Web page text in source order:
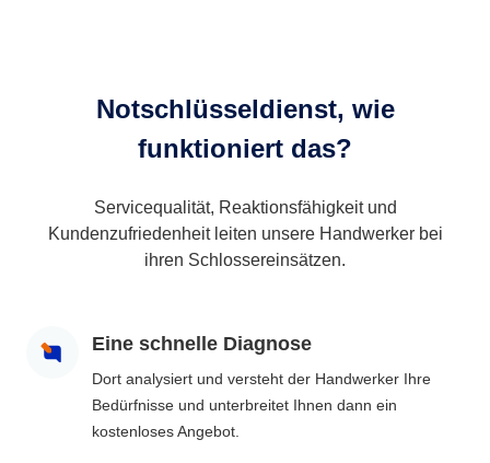
Notschlüsseldienst, wie
funktioniert das?
Servicequalität, Reaktionsfähigkeit und
Kundenzufriedenheit leiten unsere Handwerker bei
ihren Schlossereinsätzen.
Eine schnelle Diagnose
Dort analysiert und versteht der Handwerker Ihre
Bedürfnisse und unterbreitet Ihnen dann ein
kostenloses Angebot.